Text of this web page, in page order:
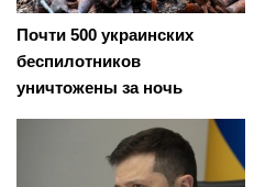
Почти 500 украинских
беспилотников
уничтожены за ночь